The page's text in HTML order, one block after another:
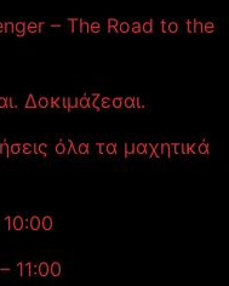
– The Road to the
Δοκιμάζεσαι.
όλα τα μαχητικά
11:00